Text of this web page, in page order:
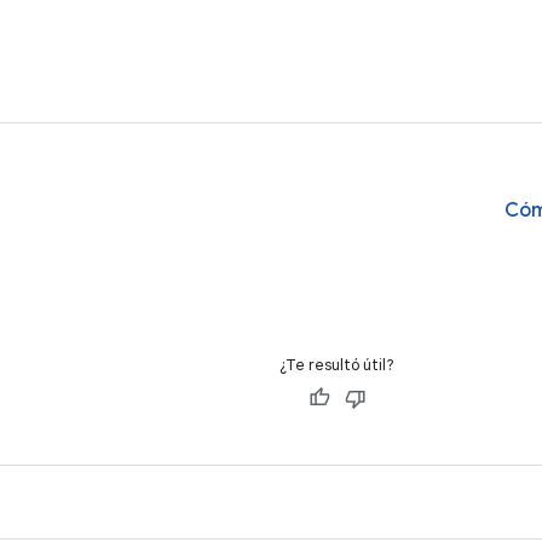
las apps,
ofrece
¿Te resultó útil?